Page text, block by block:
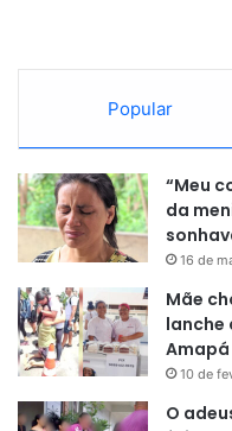
Popular
“Meu
da
16 de
Mãe
lanche
Amapá
10 de
O